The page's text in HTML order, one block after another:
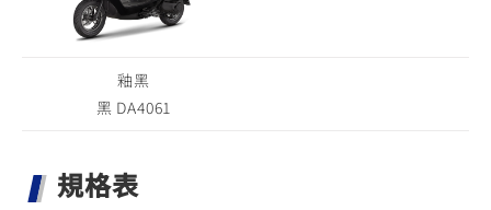
釉黑
黑 DA4061
規格表